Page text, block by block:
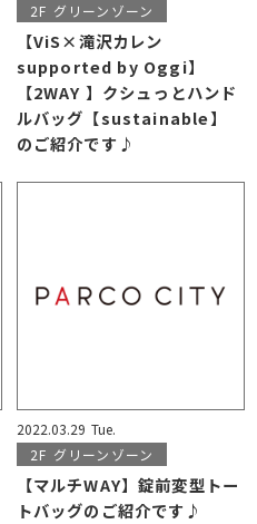
2F グリーンゾーン
【ViS×滝沢カレン
supported by Oggi】
【2WAY 】クシュっとハンド
ルバッグ【sustainable】
のご紹介です♪
2022.03.29 Tue.
2F グリーンゾーン
【マルチWAY】錠前変型トー
トバッグのご紹介です♪